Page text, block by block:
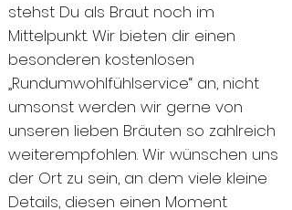
stehst Du als Braut noch im
Mittelpunkt. Wir bieten dir einen
besonderen kostenlosen
„Rundumwohlfühlservice“ an, nicht
umsonst werden wir gerne von
unseren lieben Bräuten so zahlreich
weiterempfohlen. Wir wünschen uns
der Ort zu sein, an dem viele kleine
Details, diesen einen Moment